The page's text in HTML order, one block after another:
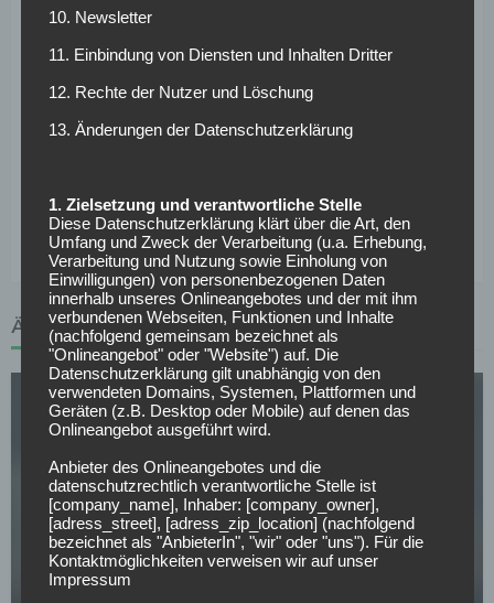
Infos zum Spiel:
Bilanz gegeneinander gesamt:4-0-3 bei 10:7 Toren
Bilanz gegeneinander bei Heimspiel Frankfurt:
Tags : Bundesliga – 19. Spieltag – Saison 2016/2017
ÄHNLICHE ARTIKEL
SV DARMSTADT 98
Offiziell: Darmstadt 98 verlängert mit Trainer
Kohfeldt
07.05.2026
10. Newsletter
11. Einbindung von Diensten und Inhalten Dritter
12. Rechte der Nutzer und Löschung
13. Änderungen der Datenschutzerklärung
1. Zielsetzung und verantwortliche Stelle
Diese Datenschutzerklärung klärt über die Art, den
Umfang und Zweck der Verarbeitung (u.a. Erhebung,
Verarbeitung und Nutzung sowie Einholung von
Einwilligungen) von personenbezogenen Daten
innerhalb unseres Onlineangebotes und der mit ihm
verbundenen Webseiten, Funktionen und Inhalte
(nachfolgend gemeinsam bezeichnet als
"Onlineangebot" oder "Website") auf. Die
Datenschutzerklärung gilt unabhängig von den
verwendeten Domains, Systemen, Plattformen und
Geräten (z.B. Desktop oder Mobile) auf denen das
Onlineangebot ausgeführt wird.
Anbieter des Onlineangebotes und die
datenschutzrechtlich verantwortliche Stelle ist
[company_name], Inhaber: [company_owner],
[adress_street], [adress_zip_location] (nachfolgend
bezeichnet als "AnbieterIn", "wir" oder "uns"). Für die
Kontaktmöglichkeiten verweisen wir auf unser
Impressum